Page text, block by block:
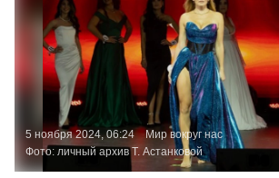
5 ноября 2024, 06:24
Мир вокруг нас
Фото: личный архив Т. Астанковой